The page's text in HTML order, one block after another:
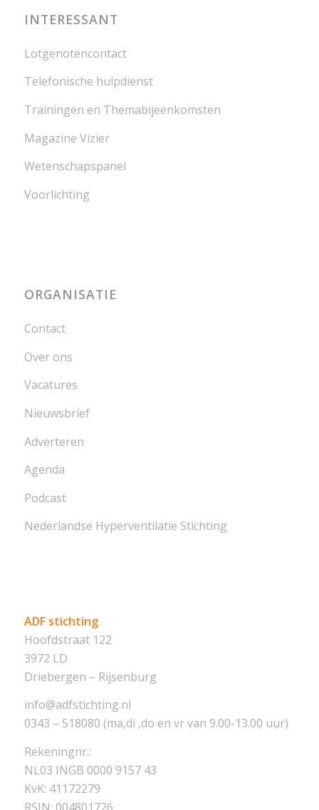
INTERESSANT
Lotgenotencontact
Telefonische hulpdienst
Trainingen en Themabijeenkomsten
Magazine Vizier
Wetenschapspanel
Voorlichting
ORGANISATIE
Contact
Over ons
Vacatures
Nieuwsbrief
Adverteren
Agenda
Podcast
Nederlandse Hyperventilatie Stichting
ADF stichting
Hoofdstraat 122
3972 LD
Driebergen – Rijsenburg
info@adfstichting.nl
0343 – 518080 (ma,di ,do en vr van 9.00-13.00 uur)
Rekeningnr.:
NL03 INGB 0000 9157 43
KvK: 41172279